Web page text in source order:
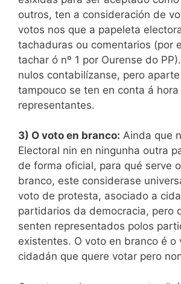
outros, ten a consideración de
votos nos que a papeleta
tachaduras ou comentarios (por
tachar ó nº 1 por Ourense do
nulos contabilízanse, pero
tampouco se ten en conta á
representantes.
3) O voto en branco: Ainda que
Electoral nin en ningunha outra
de forma oficial, para qué serve
branco, este considerase
voto de protesta, asociado a
partidarios da democracia, pero
senten representados polos
existentes. O voto en branco é o
cidadán que quere votar pero